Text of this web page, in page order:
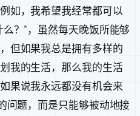
如，我希望我经常都可以
？”，虽然每天晚饭所能够
但如果我总是拥有多样的
我的生活，那么我的生活
果说我永远都没有机会来
问题，而是只能够被动地接